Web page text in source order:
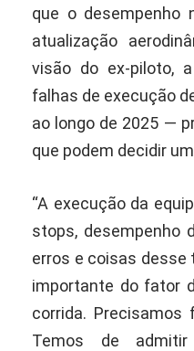
que o desempenho
atualização
visão do ex-piloto,
falhas de execução
ao longo de 2025 —
que podem decidir
“A execução da
stops, desempenho
erros e coisas
importante do fator
corrida. Precisamos
Temos de